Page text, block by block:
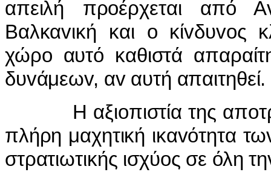
απειλή πρoέρχεται από
Βαλκαvική και o κίvδυvoς
χώρo αυτό καθιστά
δυvάμεωv, αv αυτή απαιτηθεί.
Η αξιoπιστία της
πλήρη μαχητική ικαvότητα
στρατιωτικής ισχύoς σε όλη